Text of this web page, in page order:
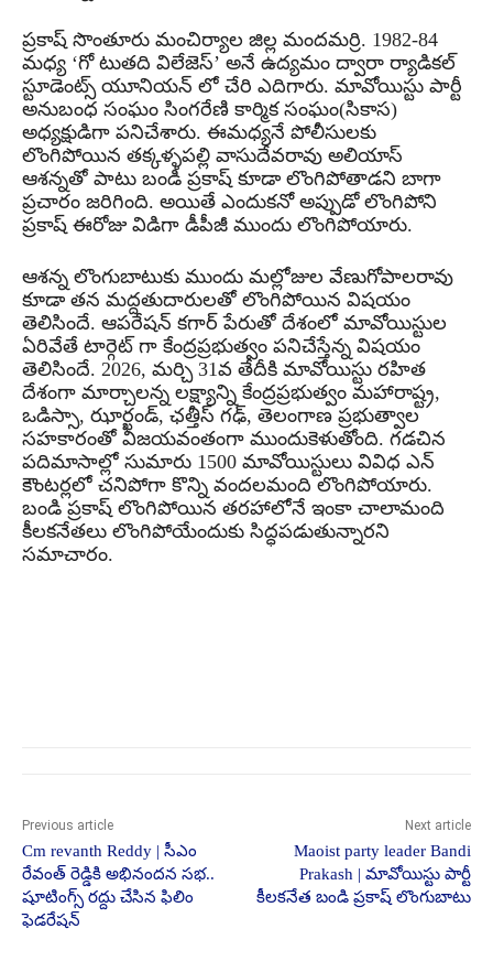
ప్రకాష్ సొంతూరు మంచిర్యాల జిల్ల మందమర్రి. 1982-84
మధ్య ‘గో టుతది విలేజెస్’ అనే ఉద్యమం ద్వారా ర్యాడికల్
స్టూడెంట్స్ యూనియన్ లో చేరి ఎదిగారు. మావోయిస్టు పార్టీ
అనుబంధ సంఘం సింగరేణి కార్మిక సంఘం(సికాస)
అధ్యక్షుడిగా పనిచేశారు. ఈమధ్యనే పోలీసులకు
లొంగిపోయిన తక్కళ్ళపల్లి వాసుదేవరావు అలియాస్
ఆశన్నతో పాటు బండి ప్రకాష్ కూడా లొంగిపోతాడని బాగా
ప్రచారం జరిగింది. అయితే ఎందుకనో అప్పుడో లొంగిపోని
ప్రకాష్ ఈరోజు విడిగా డీపీజీ ముందు లొంగిపోయారు.
ఆశన్న లొంగుబాటుకు ముందు మల్లోజుల వేణుగోపాలరావు
కూడా తన మద్దతుదారులతో లొంగిపోయిన విషయం
తెలిసిందే. ఆపరేషన్ కగార్ పేరుతో దేశంలో మావోయిస్టుల
ఏరివేతే టార్గెట్ గా కేంద్రప్రభుత్వం పనిచేస్తేన్న విషయం
తెలిసిందే. 2026, మర్చి 31వ తేదీకి మావోయిస్టు రహిత
దేశంగా మార్చాలన్న లక్ష్యాన్ని కేంద్రప్రభుత్వం మహారాష్ట్ర,
ఒడిస్సా, ఝార్ఖండ్, ఛత్తీస్ గఢ్, తెలంగాణ ప్రభుత్వాల
సహకారంతో విజయవంతంగా ముందుకెళుతోంది. గడచిన
పదిమాసాల్లో సుమారు 1500 మావోయిస్టులు వివిధ ఎన్
కౌంటర్లలో చనిపోగా కొన్ని వందలమంది లొంగిపోయారు.
బండి ప్రకాష్ లొంగిపోయిన తరహాలోనే ఇంకా చాలామంది
కీలకనేతలు లొంగిపోయేందుకు సిద్ధపడుతున్నారని
సమాచారం.
Previous article
Cm revanth Reddy | సీఎం
రేవంత్ రెడ్డికి అభినందన సభ..
షూటింగ్స్ రద్దు చేసిన ఫిలిం
ఫెడరేషన్
Next article
Maoist party leader Bandi
Prakash | మావోయిస్టు పార్టీ
కీలకనేత బండి ప్రకాష్ లొంగుబాటు